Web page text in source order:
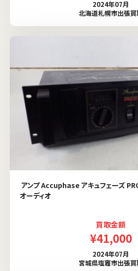
2024年07月
北海道札幌市出張
アンプ Accuphase アキュフェーズ
オーディオ
買取金額
¥41,000
2024年07月
宮城県塩竈市出張